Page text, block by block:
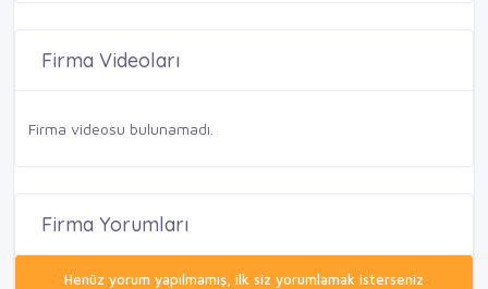
Firma Videoları
Firma videosu bulunamadı.
Firma Yorumları
Henüz yorum yapılmamış, ilk siz yorumlamak isterseniz